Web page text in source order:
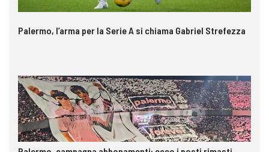
Palermo, l’arma per la Serie A si chiama Gabriel Strefezza